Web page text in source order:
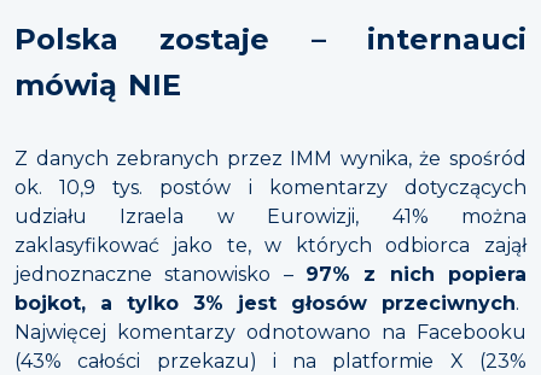
Polska zostaje – internauci
mówią NIE
Z danych zebranych przez IMM wynika, że spośród
ok. 10,9 tys. postów i komentarzy dotyczących
udziału Izraela w Eurowizji, 41% można
zaklasyfikować jako te, w których odbiorca zajął
jednoznaczne stanowisko – 97% z nich popiera
bojkot, a tylko 3% jest głosów przeciwnych.
Najwięcej komentarzy odnotowano na Facebooku
(43% całości przekazu) i na platformie X (23%